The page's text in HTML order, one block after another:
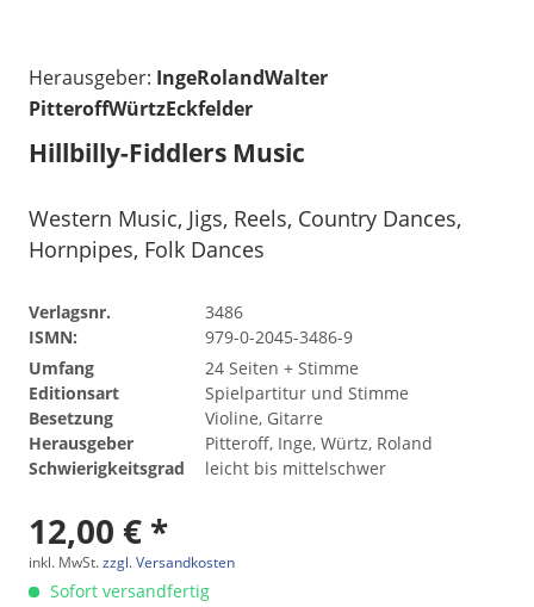
Herausgeber: IngeRolandWalter
PitteroffWürtzEckfelder
Hillbilly-Fiddlers Music
Western Music, Jigs, Reels, Country Dances,
Hornpipes, Folk Dances
Verlagsnr.
3486
ISMN:
979-0-2045-3486-9
Umfang
24 Seiten + Stimme
Editionsart
Spielpartitur und Stimme
Besetzung
Violine, Gitarre
Herausgeber
Pitteroff, Inge, Würtz, Roland
Schwierigkeitsgrad
leicht bis mittelschwer
12,00 € *
inkl. MwSt.zzgl. Versandkosten
Sofort versandfertig